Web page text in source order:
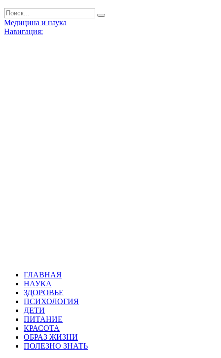
Медицина и наука
Навигация:
ГЛАВНАЯ
НАУКА
ЗДОРОВЬЕ
ПСИХОЛОГИЯ
ДЕТИ
ПИТАНИЕ
КРАСОТА
ОБРАЗ ЖИЗНИ
ПОЛЕЗНО ЗНАТЬ